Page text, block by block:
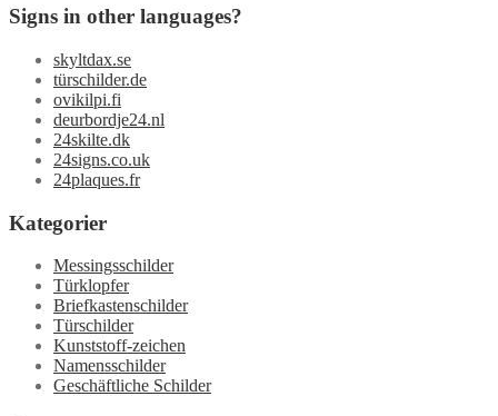
Signs in other languages?
skyltdax.se
türschilder.de
ovikilpi.fi
deurbordje24.nl
24skilte.dk
24signs.co.uk
24plaques.fr
Kategorier
Messingsschilder
Türklopfer
Briefkastenschilder
Türschilder
Kunststoff-zeichen
Namensschilder
Geschäftliche Schilder